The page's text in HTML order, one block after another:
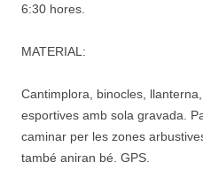
6:30 hores.
MATERIAL:
Cantimplora, binocles,
esportives amb sola gravada.
caminar per les zones
també aniran bé. GPS.